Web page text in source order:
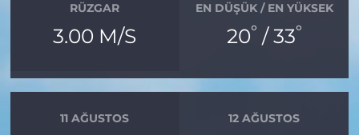
RÜZGAR
3.00 M/S
EN DÜŞÜK / EN YÜKSEK
20° / 33°
11 AĞUSTOS
12 AĞUSTOS